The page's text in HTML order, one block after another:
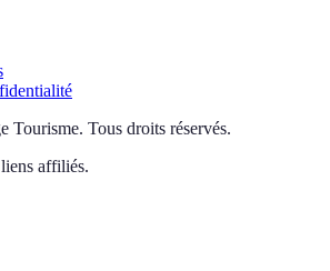
Tourisme. Tous droits réservés.
affiliés.